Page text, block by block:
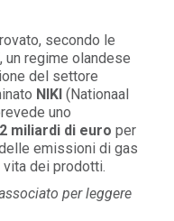
secondo le
un regime olandese
del settore
NIKI (Nationaal
uno
miliardi di euro per
emissioni di gas
vita dei prodotti.
per leggere